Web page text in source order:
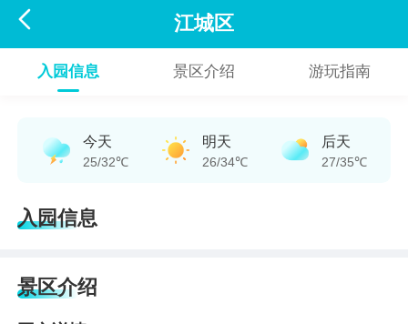
 江城区
入园信息 景区介绍 游玩指南
今天
25/32℃
明天
26/34℃
后天
27/35℃
入园信息
景区介绍